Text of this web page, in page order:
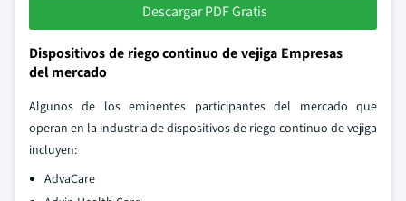
Descargar PDF Gratis
Dispositivos de riego continuo de vejiga Empresas
del mercado
Algunos de los eminentes participantes del mercado que
operan en la industria de dispositivos de riego continuo de vejiga
incluyen:
AdvaCare